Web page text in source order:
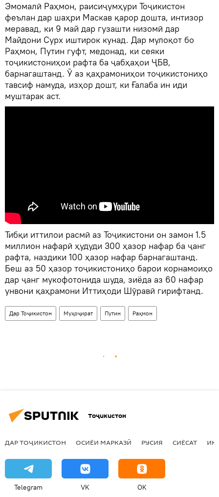
Эмомалӣ Раҳмон, раисиҷумҳури Тоҷикистон
феълан дар шаҳри Маскав қарор дошта, интизор
меравад, ки 9 май дар гузашти низомӣ дар
Майдони Сурх иштирок кунад. Дар мулоқот бо
Раҳмон, Путин гуфт, медонад, ки сеяки
тоҷикистониҳои рафта ба ҷабҳаҳои ҶБВ,
барнагаштанд. Ӯ аз қаҳрамониҳои тоҷикистониҳо
тавсиф намуда, изҳор дошт, ки Ғалаба ин иди
муштарак аст.
Тибқи иттилои расмӣ аз Тоҷикистони он замон 1.5
миллион нафарӣ ҳудуди 300 ҳазор нафар ба ҷанг
рафта, наздики 100 ҳазор нафар барнагаштанд.
Беш аз 50 ҳазор тоҷикистониҳо барои корнамоиҳо
дар ҷанг мукофотонида шуда, зиёда аз 60 нафар
унвони қаҳрамони Иттиҳоди Шӯравӣ гирифтанд.
Дар Тоҷикистон Муҳоҷират Путин Раҳмон
Тоҷикистон
ДАР ТОҶИКИСТОН ОСИЁИ МАРКАЗӢ РУСИЯ СИЁСАТ
Telegram VK OK